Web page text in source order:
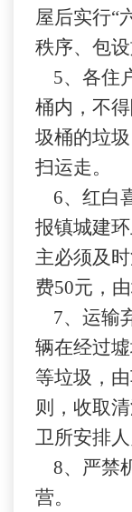
屋后实行“
秩序、包
5、 各住
桶内，不
圾桶的垃
扫运走。
6、 红白
报镇城建
主必须及
费50元，
7、 运输
辆在经过
等垃圾，
则，收取
卫所安排人
8、 严禁
营。